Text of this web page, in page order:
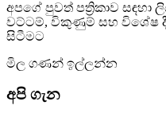
අපගේ පුවත් පත්‍රිකාව සඳහා
වට්ටම්, විකුණුම් සහ විශේෂ
සිටීමට
මිල ගණන් ඉල්ලන්න
අපි ගැන